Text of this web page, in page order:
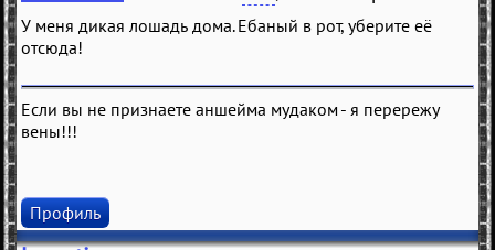
У меня дикая лошадь дома. Ебаный в рот, уберите её
отсюда!
Если вы не признаете аншейма мудаком - я перережу
вены!!!
Профиль